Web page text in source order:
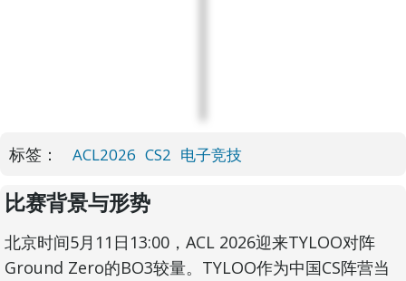
标签： ACL2026 CS2 电子竞技
比赛背景与形势
北京时间5月11日13:00，ACL 2026迎来TYLOO对阵
Ground Zero的BO3较量。TYLOO作为中国CS阵营当